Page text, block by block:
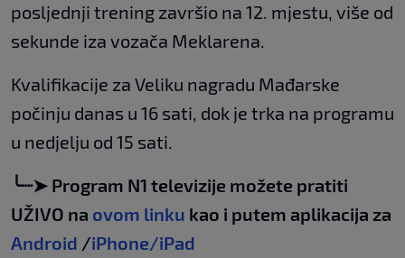
posljednji trening završio na 12. mjestu, više od
sekunde iza vozača Meklarena.
Kvalifikacije za Veliku nagradu Mađarske
počinju danas u 16 sati, dok je trka na programu
u nedjelju od 15 sati.
╰┈➤ Program N1 televizije možete pratiti
UŽIVO na ovom linku kao i putem aplikacija za
Android /iPhone/iPad